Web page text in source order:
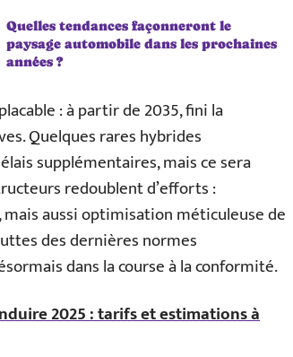
Quelles tendances façonneront le
paysage automobile dans les prochaines
années ?
: à partir de 2035, fini la
Quelques rares hybrides
supplémentaires, mais ce sera
redoublent d’efforts :
aussi optimisation méticuleuse de
des dernières normes
dans la course à la conformité.
2025 : tarifs et estimations à